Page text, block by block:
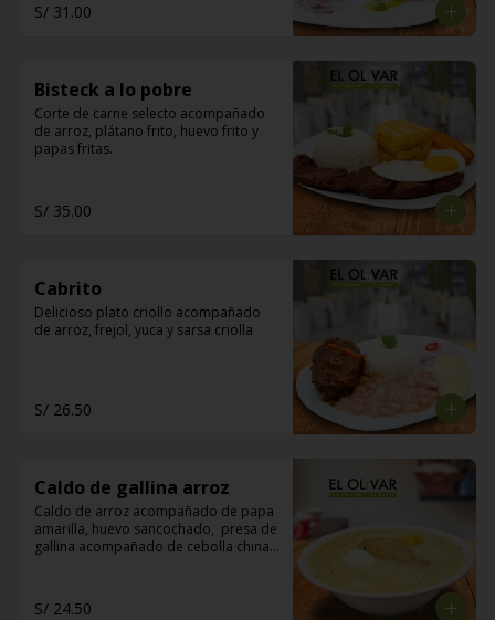
S/ 31.00
Bisteck a lo pobre
Corte de carne selecto acompañado
de arroz, plátano frito, huevo frito y
papas fritas.
S/ 35.00
Cabrito
Delicioso plato criollo acompañado
de arroz, frejol, yuca y sarsa criolla
S/ 26.50
Caldo de gallina arroz
Caldo de arroz acompañado de papa
amarilla, huevo sancochado,  presa de
gallina acompañado de cebolla china,
S/ 24.50